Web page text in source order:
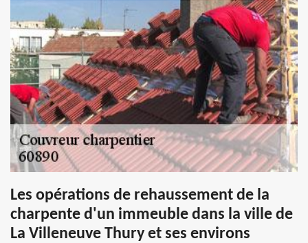
Les opérations de rehaussement de la
charpente d'un immeuble dans la ville de
La Villeneuve Thury et ses environs